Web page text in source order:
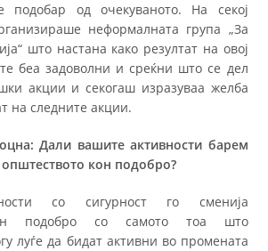
подобар од очекуваното. На секој
неформалната група „За
што настана како резултат на овој
беа задоволни и среќни што се дел
акции и секогаш изразуваа желба
на следните акции.
Дали вашите активности барем
кон подобро?
со сигурност го сменија
подобро со самото тоа што
луѓе да бидат активни во промената